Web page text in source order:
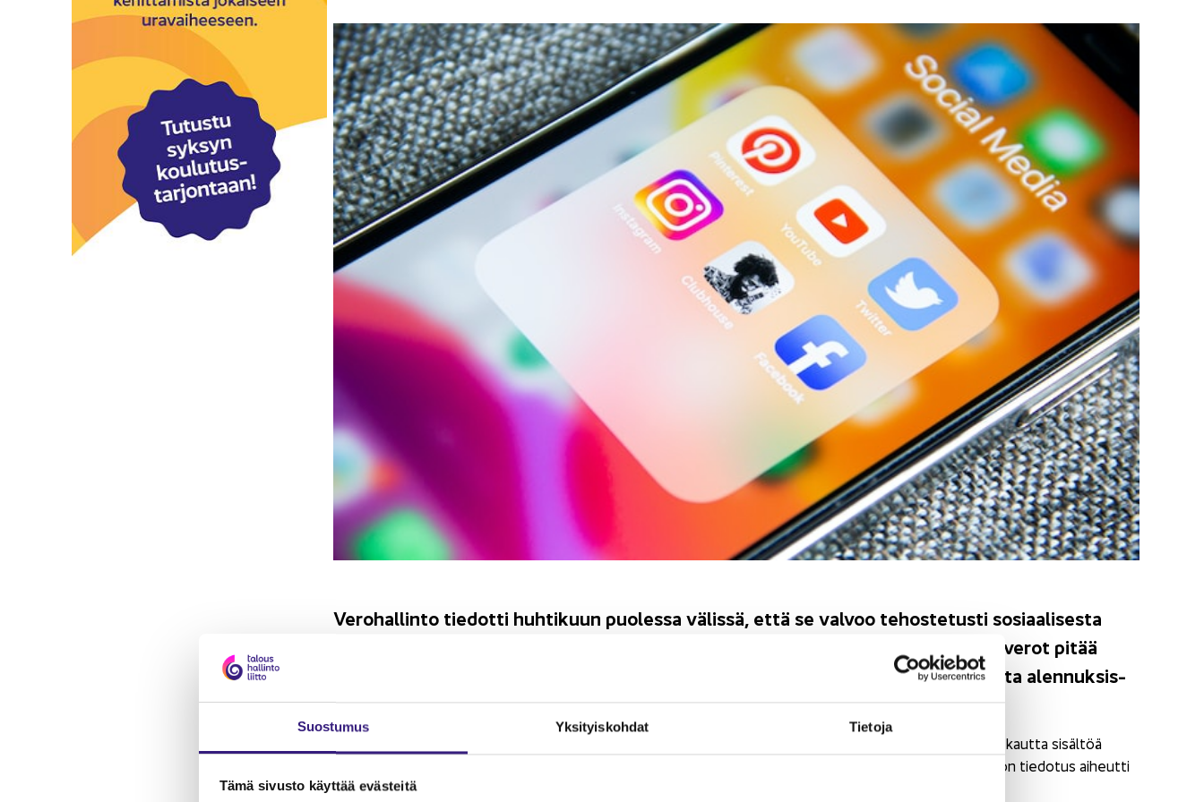
Suos­tu­mus Yk­si­tyis­koh­dat Tie­to­ja
Tämä si­vus­to käyt­tää eväs­tei­tä
Ve­ro­hal­lin­to tie­dot­ti huh­ti­kuun puo­les­sa vä­lis­sä, että se val­voo te­hos­te­tus­ti so­si­aa­li­ses­ta
me­dias­ta saa­tu­ja tu­lo­ja tänä vuon­na. Ve­rot­ta­ja muis­tut­ti tie­dot­tees­saan, että verot pitää
mak­saa pait­si ra­ha­pal­kas­ta, myös il­mai­sek­si saa­duis­ta tuot­teis­ta ja poik­kea­vis­ta alen­nuk­sis­
ta.
Ve­ro­hal­lin­to muis­tut­taa niin ikää, että vai­kut­ta­jien, tu­bet­ta­jien, blog­gaa­jien ja eri­lais­ten verk­koa­lus­to­jen kaut­ta si­säl­töä
tuot­ta­vien pitää mak­saa veroa saa­mis­taan ra­ha­palk­kiois­ta, alen­nuk­sis­ta ja il­mais­tuot­teis­ta. Ve­ro­hal­lin­non tie­do­tus ai­heut­ti
jon­kin ver­ran me­dia­huo­mio­ta.